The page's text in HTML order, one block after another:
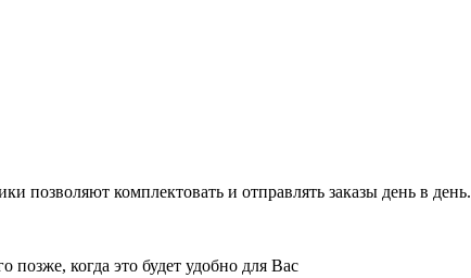
позволяют комплектовать и отправлять заказы день в день.
позже, когда это будет удобно для Вас